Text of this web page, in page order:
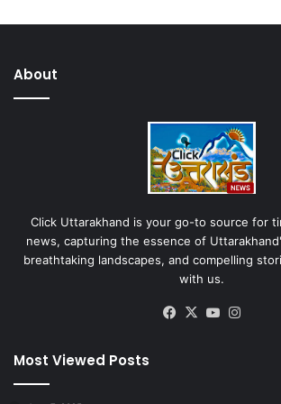
About
Click Uttarakhand is your go-to source for
news, capturing the essence of
breathtaking landscapes, and compelling
with us.
Facebook
X YouTube
Most Viewed Posts